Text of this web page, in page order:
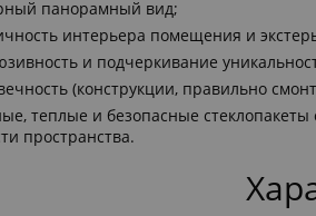
панорамный вид;
интерьера помещения и
и подчеркивание
(конструкции, правильно
теплые и безопасные
пространства.